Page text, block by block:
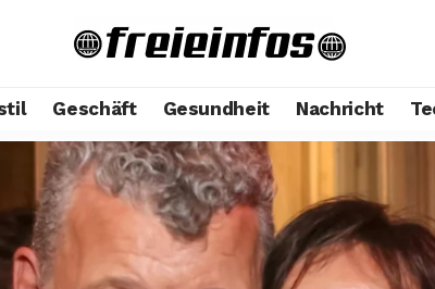
Geschäft Gesundheit Nachricht